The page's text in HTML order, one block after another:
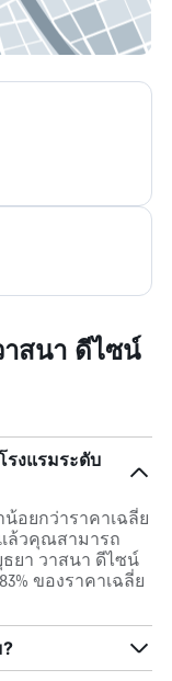
สนา ดีไซน์
รงแรมระดับ
อยกว่าราคาเฉลี่ย
ล้วคุณสามารถ
ธยา วาสนา ดีไซน์
ของราคาเฉลี่ย